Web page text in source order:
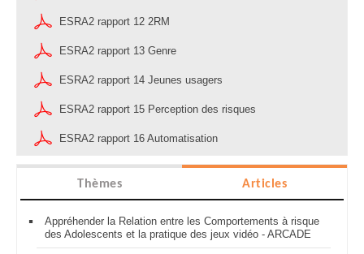
ESRA2 rapport 12 2RM
ESRA2 rapport 13 Genre
ESRA2 rapport 14 Jeunes usagers
ESRA2 rapport 15 Perception des risques
ESRA2 rapport 16 Automatisation
Thèmes Articles
Appréhender la Relation entre les Comportements à risque
des Adolescents et la pratique des jeux vidéo - ARCADE